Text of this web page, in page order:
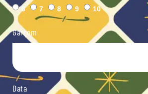
6 7 8 9 10
Garçom
Data